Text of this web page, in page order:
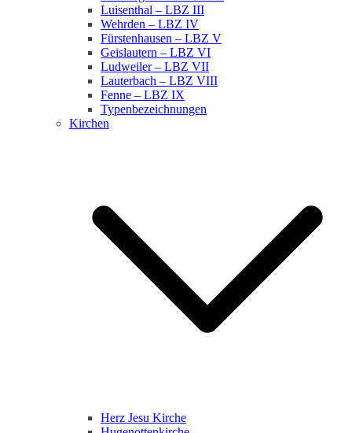
Luisenthal – LBZ III
Wehrden – LBZ IV
Fürstenhausen – LBZ V
Geislautern – LBZ VI
Ludweiler – LBZ VII
Lauterbach – LBZ VIII
Fenne – LBZ IX
Typenbezeichnungen
Kirchen
Herz Jesu Kirche